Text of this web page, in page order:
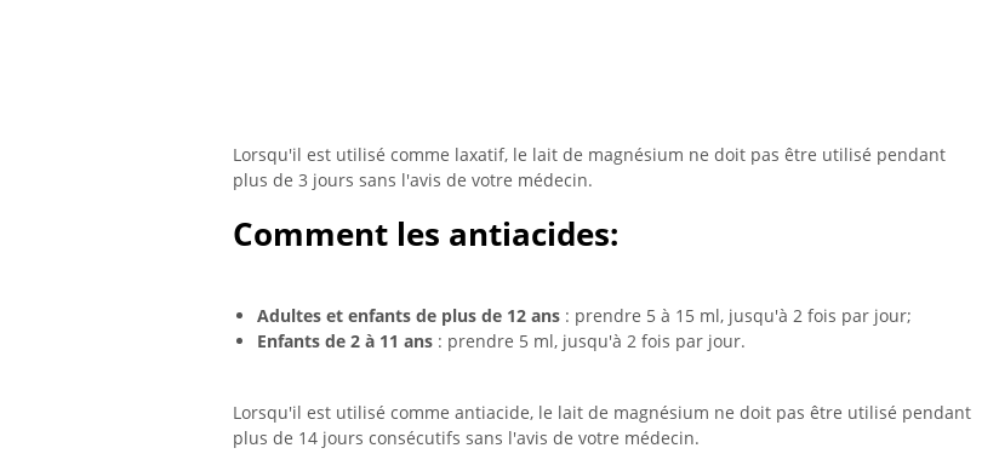
Lorsqu'il est utilisé comme laxatif, le lait de magnésium ne doit pas être utilisé pendant
plus de 3 jours sans l'avis de votre médecin.
Comment les antiacides:
Adultes et enfants de plus de 12 ans : prendre 5 à 15 ml, jusqu'à 2 fois par jour;
Enfants de 2 à 11 ans : prendre 5 ml, jusqu'à 2 fois par jour.
Lorsqu'il est utilisé comme antiacide, le lait de magnésium ne doit pas être utilisé pendant
plus de 14 jours consécutifs sans l'avis de votre médecin.